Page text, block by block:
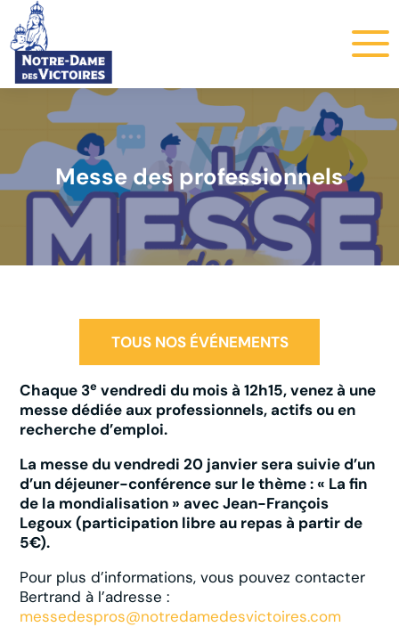
Messe des professionnels
TOUS NOS ÉVÉNEMENTS
Chaque 3e vendredi du mois à 12h15, venez à une
messe dédiée aux professionnels, actifs ou en
recherche d’emploi.
La messe du vendredi 20 janvier sera suivie d’un
d’un déjeuner-conférence sur le thème : « La fin
de la mondialisation » avec Jean-François
Legoux (participation libre au repas à partir de
5€).
Pour plus d’informations, vous pouvez contacter
Bertrand à l’adresse :
messedespros@notredamedesvictoires.com